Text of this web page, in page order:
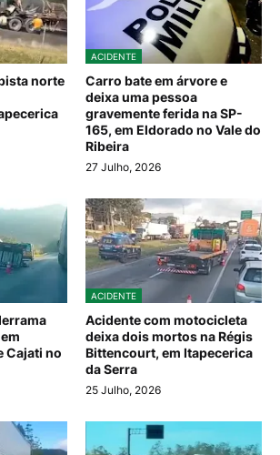
norte
ACIDENTE
Carro bate em árvore e
deixa uma pessoa
gravemente ferida na SP-
165, em Eldorado no Vale do
Ribeira
27 Julho, 2026
Cajati no
ACIDENTE
Acidente com motocicleta
deixa dois mortos na Régis
Bittencourt, em Itapecerica
da Serra
25 Julho, 2026